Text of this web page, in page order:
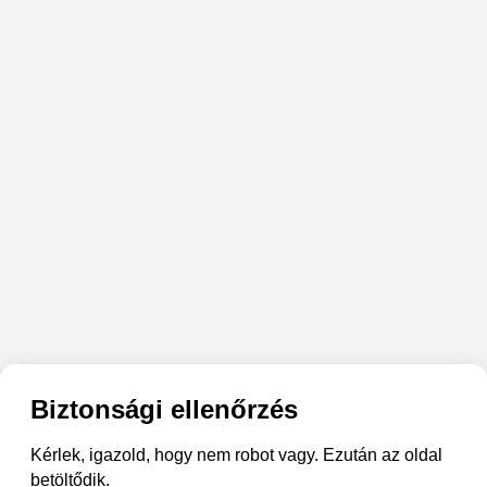
Biztonsági ellenőrzés
Kérlek, igazold, hogy nem robot vagy. Ezután az oldal
betöltődik.